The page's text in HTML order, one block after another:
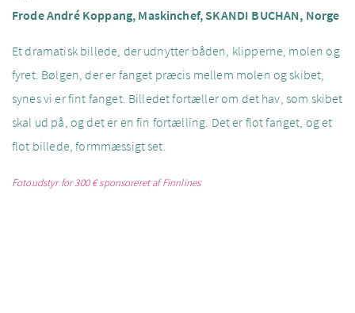
Frode André Koppang, Maskinchef, SKANDI BUCHAN, Norge
Et dramatisk billede, der udnytter båden, klipperne, molen og
fyret. Bølgen, der er fanget præcis mellem molen og skibet,
synes vi er fint fanget. Billedet fortæller om det hav, som skibet
skal ud på, og det er en fin fortælling. Det er flot fanget, og et
flot billede, formmæssigt set.
Fotoudstyr for 300 €sponsoreret af Finnlines